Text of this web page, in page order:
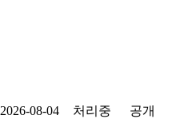
2026-08-04 처리중 공개